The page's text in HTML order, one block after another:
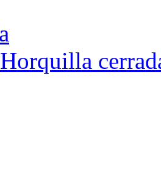
Horquilla